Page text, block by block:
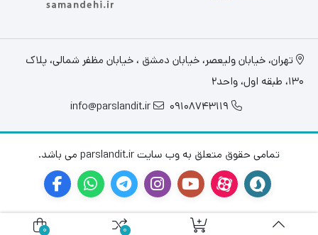
تهران، خيابان وليعصر، خیابان دمشق ، خیابان مظفر شمالی، پلاک
130، طبقه اول، واحد2
09108743119
info@parslandit.ir
تمامی حقوق متعلق به وب سایت parslandit.ir می باشد.
0
0